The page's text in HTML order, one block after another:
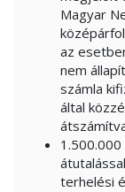
Magyar
az
nem
számla
által
terhelési